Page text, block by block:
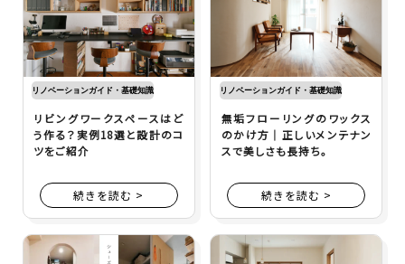
リノベーションガイド・基礎知識
リビングワークスペースはど
う作る？実例18選と設計のコ
ツをご紹介
続きを読む >
リノベーションガイド・基礎知識
無垢フローリングのワックス
のかけ方｜正しいメンテナン
スで美しさも長持ち。
続きを読む >